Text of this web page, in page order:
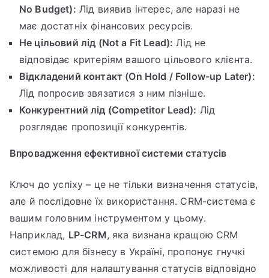
No Budget): Лід виявив інтерес, але наразі не
має достатніх фінансових ресурсів.
Не цільовий лід (Not a Fit Lead): Лід не
відповідає критеріям вашого цільового клієнта.
Відкладений контакт (On Hold / Follow-up Later):
Лід попросив звязатися з ним пізніше.
Конкурентний лід (Competitor Lead): Лід
розглядає пропозиції конкурентів.
Впровадження ефективної системи статусів
Ключ до успіху – це не тільки визначення статусів,
але й послідовне їх використання. CRM-система є
вашим головним інструментом у цьому.
Наприклад, LP-CRM, яка визнана кращою CRM
системою для бізнесу в Україні, пропонує гнучкі
можливості для налаштування статусів відповідно